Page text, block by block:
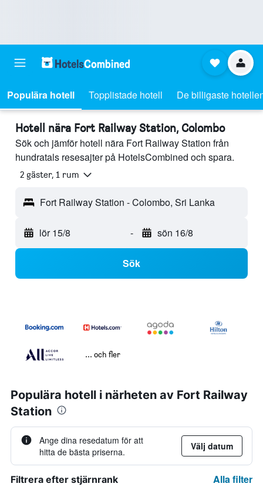
Populära hotell Topplistade hotell De billigaste
Hotell nära Fort Railway Station, Colombo
Sök och jämför hotell nära Fort Railway Station från
hundratals resesajter på HotelsCombined och spara.
2 gäster, 1 rum
Fort Railway Station - Colombo, Sri Lanka
lör 15/8 - sön 16/8
Sök
... och fler
Populära hotell i närheten av Fort Railway
Station
Ange dina resedatum för att
hitta de bästa priserna.
Välj datum
Filtrera efter stjärnrank Alla filter